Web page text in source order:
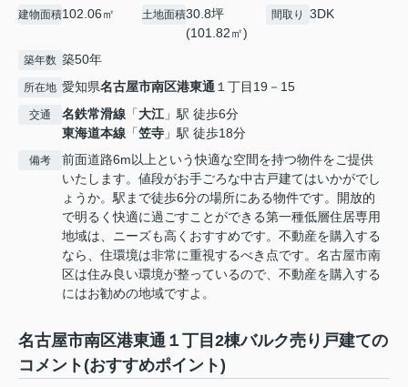
建物面積102.06㎡ 土地面積30.8坪
(101.82㎡)
間取り 3DK
築年数 築50年
所在地 愛知県名古屋市南区港東通１丁目19－15
交通 名鉄常滑線 「大江」駅 徒歩6分
東海道本線 「笠寺 」駅 徒歩18分
備考
前面道路6m以上という快適な空間を持つ物件をご提供
いたします。値段がお手ごろな中古戸建てはいかがでし
ょうか。駅まで徒歩6分の場所にある物件です。開放的
で明るく快適に過ごすことができる第一種低層住居専用
地域は、ニーズも高くおすすめです。不動産を購入する
なら、住環境は非常に重視するべき点です。名古屋市南
区は住み良い環境が整っているので、不動産を購入する
にはお勧めの地域ですよ。
名古屋市南区港東通１丁目2棟バルク売り戸建ての
コメント(おすすめポイント)